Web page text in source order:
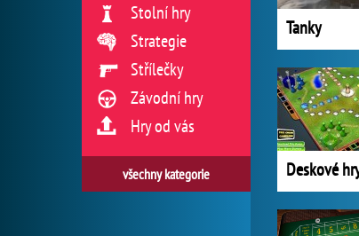
Tanky
Deskové
Stolní hry
Strategie
Střílečky
Závodní hry
Hry od vás
všechny kategorie